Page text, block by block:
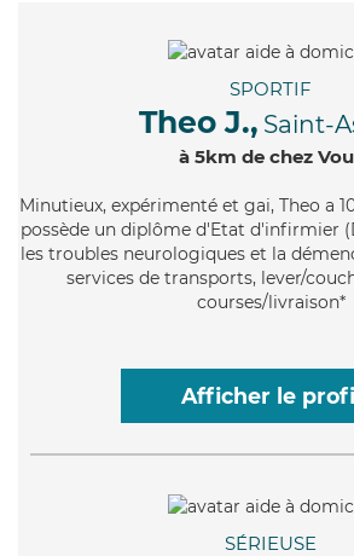
SPORTIF
Theo J., Saint-
à 5km de chez
Minutieux, expérimenté et gai, Theo a
possède un diplôme d'Etat d'infirmier
les troubles neurologiques et la
services de transports, lever/
courses/livraison*
Afficher le profil
SÉRIEUSE